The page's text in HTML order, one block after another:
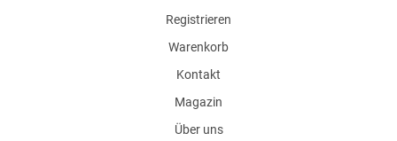
Registrieren
Warenkorb
Kontakt
Magazin
Über uns